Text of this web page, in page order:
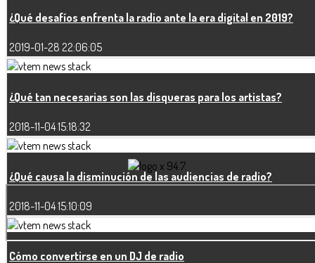
¿Qué desafíos enfrenta la radio ante la era digital en 2019?
2019-01-28 22:06:05
¿Qué tan necesarias son las disqueras para los artistas?
2018-11-04 15:18:32
¿Qué causa la disminución de las audiencias de radio?
2018-11-04 15:10:09
Cómo convertirse en un DJ de radio